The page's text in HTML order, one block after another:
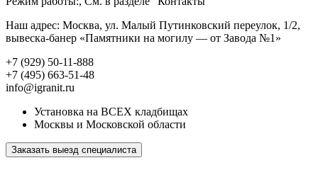
Наш адрес: Москва, ул. Малый Путинковский переулок, 1/2,
вывеска-банер «Памятники на могилу — от Завода №1»
+7 (929) 50-11-888
+7 (495) 663-51-48
info@igranit.ru
Установка на ВСЕХ кладбищах
Москвы и Московской области
Заказать выезд специалиста